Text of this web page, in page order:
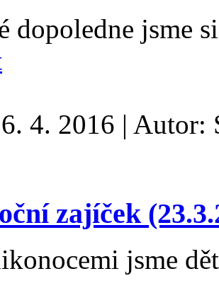
dopoledne jsme
6. 4. 2016 | Autor:
zajíček
jsme